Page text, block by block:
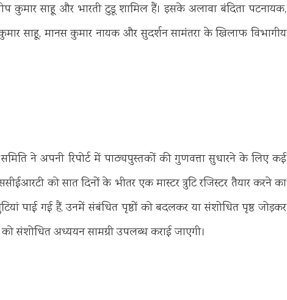
कुमार साहू और भारती टुडू शामिल हैं। इसके अलावा बंदिता पटनायक,
कुमार साहू, मानस कुमार नायक और सुदर्शन सामंतरा के खिलाफ विभागीय
ने अपनी रिपोर्ट में पाठ्यपुस्तकों की गुणवत्ता सुधारने के लिए कई
को सात दिनों के भीतर एक मास्टर त्रुटि रजिस्टर तैयार करने का
पाई गई हैं, उनमें संबंधित पृष्ठों को बदलकर या संशोधित पृष्ठ जोड़कर
को संशोधित अध्ययन सामग्री उपलब्ध कराई जाएगी।